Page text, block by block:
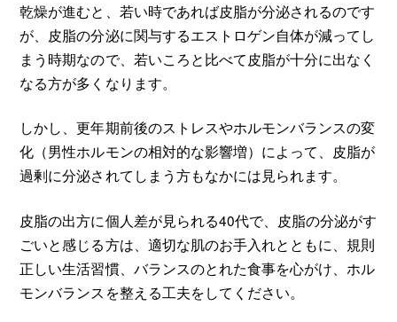
乾燥が進むと、若い時であれば皮脂が分泌されるのです
が、皮脂の分泌に関与するエストロゲン自体が減ってし
まう時期なので、若いころと比べて皮脂が十分に出なく
なる方が多くなります。
しかし、更年期前後のストレスやホルモンバランスの変
化（男性ホルモンの相対的な影響増）によって、皮脂が
過剰に分泌されてしまう方もなかには見られます。
皮脂の出方に個人差が見られる40代で、皮脂の分泌がす
ごいと感じる方は、適切な肌のお手入れとともに、規則
正しい生活習慣、バランスのとれた食事を心がけ、ホル
モンバランスを整える工夫をしてください。